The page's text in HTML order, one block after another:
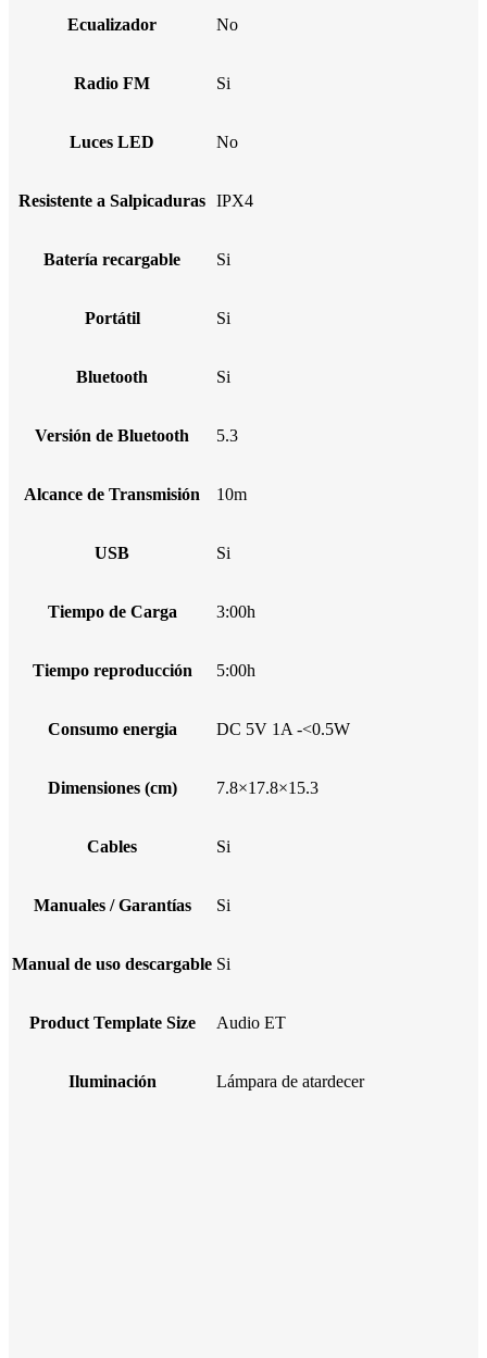
Ecualizador No
Radio FM Si
Luces LED No
Resistente a Salpicaduras IPX4
Batería recargable Si
Portátil Si
Bluetooth Si
Versión de Bluetooth 5.3
Alcance de Transmisión 10m
USB Si
Tiempo de Carga 3:00h
Tiempo reproducción 5:00h
Consumo energia DC 5V 1A -<0.5W
Dimensiones (cm) 7.8×17.8×15.3
Cables Si
Manuales / Garantías Si
Manual de uso descargable Si
Product Template Size Audio ET
Iluminación Lámpara de atardecer